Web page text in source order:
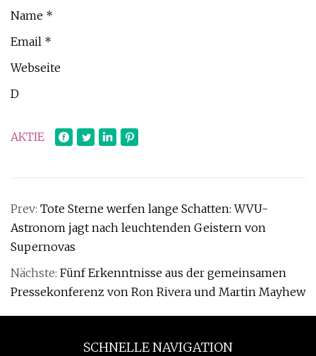
Name *
Email *
Webseite
D
AKTIE
Prev: Tote Sterne werfen lange Schatten: WVU-
Astronom jagt nach leuchtenden Geistern von
Supernovas
Nächste: Fünf Erkenntnisse aus der gemeinsamen
Pressekonferenz von Ron Rivera und Martin Mayhew
SCHNELLE NAVIGATION